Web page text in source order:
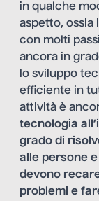
in qualche
aspetto, ossia
con molti
ancora in
lo sviluppo
efficiente in
attività è
tecnologia
grado di
alle persone
devono
problemi e